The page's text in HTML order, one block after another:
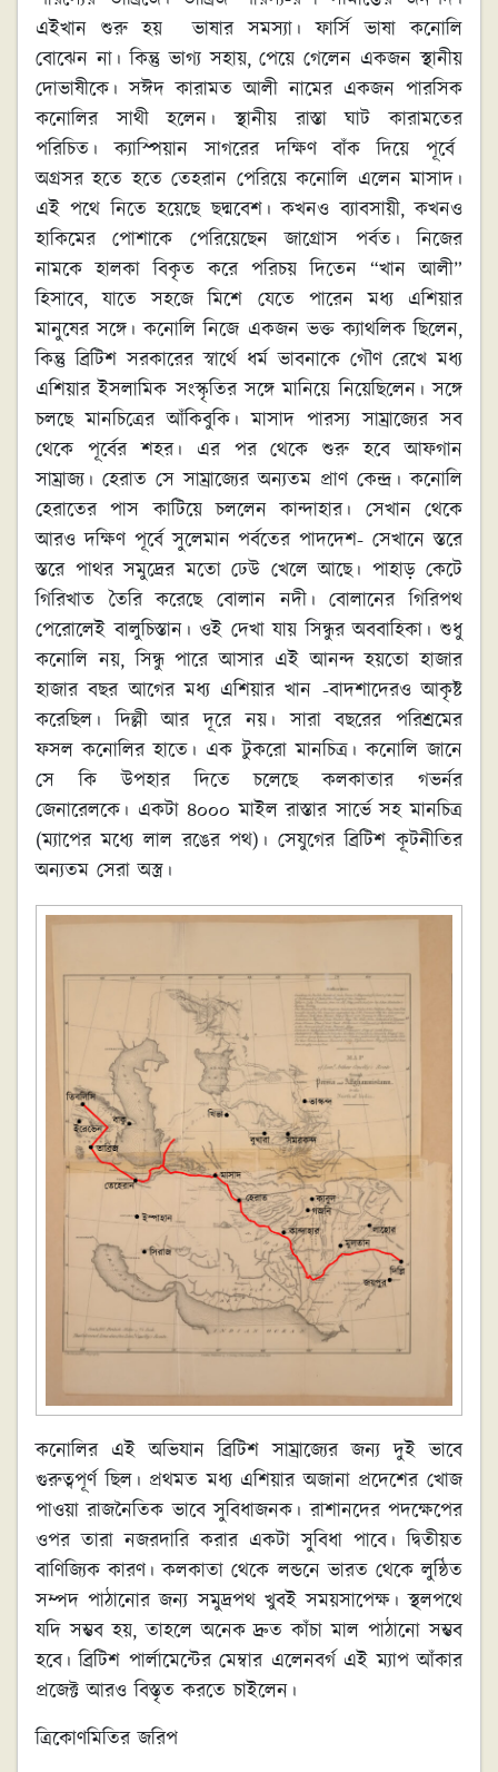
এইখান শুরু হয় ভাষার সমস্যা। ফার্সি ভাষা কনোলি
বোঝেন না। কিন্তু ভাগ্য সহায়, পেয়ে গেলেন একজন স্থানীয়
দোভাষীকে। সঈদ কারামত আলী নামের একজন পারসিক
কনোলির সাথী হলেন। স্থানীয় রাস্তা ঘাট কারামতের
পরিচিত। ক্যাস্পিয়ান সাগরের দক্ষিণ বাঁক দিয়ে পূর্বে
অগ্রসর হতে হতে তেহরান পেরিয়ে কনোলি এলেন মাসাদ।
এই পথে নিতে হয়েছে ছদ্মবেশ। কখনও ব্যাবসায়ী, কখনও
হাকিমের পোশাকে পেরিয়েছেন জাগ্রোস পর্বত। নিজের
নামকে হালকা বিকৃত করে পরিচয় দিতেন “খান আলী”
হিসাবে, যাতে সহজে মিশে যেতে পারেন মধ্য এশিয়ার
মানুষের সঙ্গে। কনোলি নিজে একজন ভক্ত ক্যাথলিক ছিলেন,
কিন্তু ব্রিটিশ সরকারের স্বার্থে ধর্ম ভাবনাকে গৌণ রেখে মধ্য
এশিয়ার ইসলামিক সংস্কৃতির সঙ্গে মানিয়ে নিয়েছিলেন। সঙ্গে
চলছে মানচিত্রের আঁকিবুকি। মাসাদ পারস্য সাম্রাজ্যের সব
থেকে পূর্বের শহর। এর পর থেকে শুরু হবে আফগান
সাম্রাজ্য। হেরাত সে সাম্রাজ্যের অন্যতম প্রাণ কেন্দ্র। কনোলি
হেরাতের পাস কাটিয়ে চললেন কান্দাহার। সেখান থেকে
আরও দক্ষিণ পূর্বে সুলেমান পর্বতের পাদদেশ- সেখানে স্তরে
স্তরে পাথর সমুদ্রের মতো ঢেউ খেলে আছে। পাহাড় কেটে
গিরিখাত তৈরি করেছে বোলান নদী। বোলানের গিরিপথ
পেরোলেই বালুচিস্তান। ওই দেখা যায় সিন্ধুর অববাহিকা। শুধু
কনোলি নয়, সিন্ধু পারে আসার এই আনন্দ হয়তো হাজার
হাজার বছর আগের মধ্য এশিয়ার খান -বাদশাদেরও আকৃষ্ট
করেছিল। দিল্লী আর দূরে নয়। সারা বছরের পরিশ্রমের
ফসল কনোলির হাতে। এক টুকরো মানচিত্র। কনোলি জানে
সে কি উপহার দিতে চলেছে কলকাতার গভর্নর
জেনারেলকে। একটা ৪০০০ মাইল রাস্তার সার্ভে সহ মানচিত্র
(ম্যাপের মধ্যে লাল রঙের পথ)। সেযুগের ব্রিটিশ কূটনীতির
অন্যতম সেরা অস্ত্র।
কনোলির এই অভিযান ব্রিটিশ সাম্রাজ্যের জন্য দুই ভাবে
গুরুত্বপূর্ণ ছিল। প্রথমত মধ্য এশিয়ার অজানা প্রদেশের খোজ
পাওয়া রাজনৈতিক ভাবে সুবিধাজনক। রাশানদের পদক্ষেপের
ওপর তারা নজরদারি করার একটা সুবিধা পাবে। দ্বিতীয়ত
বাণিজ্যিক কারণ। কলকাতা থেকে লন্ডনে ভারত থেকে লুন্ঠিত
সম্পদ পাঠানোর জন্য সমুদ্রপথ খুবই সময়সাপেক্ষ। স্থলপথে
যদি সম্ভব হয়, তাহলে অনেক দ্রুত কাঁচা মাল পাঠানো সম্ভব
হবে। ব্রিটিশ পার্লামেন্টের মেম্বার এলেনবর্গ এই ম্যাপ আঁকার
প্রজেক্ট আরও বিস্তৃত করতে চাইলেন।
ত্রিকোণমিতির জরিপ